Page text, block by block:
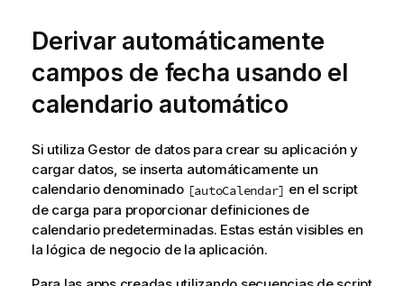
Derivar automáticamente
campos de fecha usando el
calendario automático
Si utiliza Gestor de datospara crear su aplicación y
cargar datos, se inserta automáticamente un
calendario denominado [autoCalendar] en el script
de carga para proporcionar definiciones de
calendario predeterminadas. Estas están visibles en
la lógica de negocio de la aplicación.